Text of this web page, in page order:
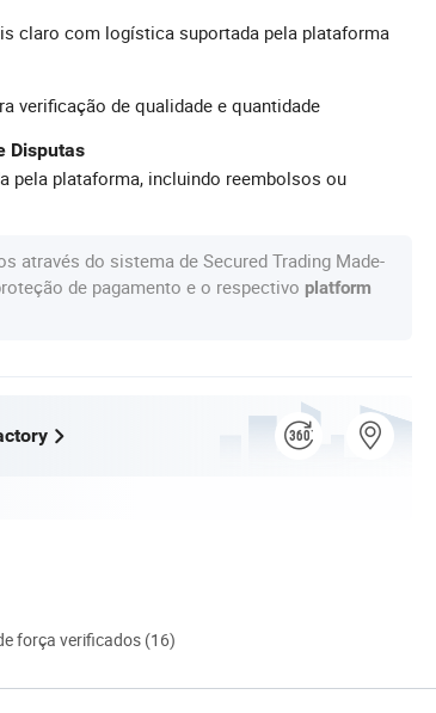
claro com logística suportada pela plataforma
verificação de qualidade e quantidade
Disputas
pela plataforma, incluindo reembolsos ou
através do sistema de Secured Trading Made-
de pagamento e o respectivo platform
força verificados (16)